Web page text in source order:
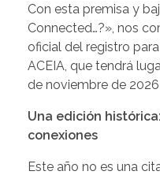
Con esta premisa y
Connected…?», nos
oficial del registro
ACEIA, que tendrá
de noviembre de
Una edición
conexiones
Este año no es una